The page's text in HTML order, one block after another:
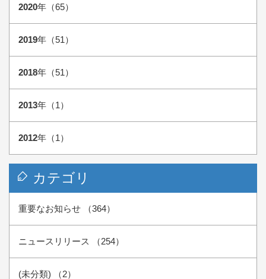
2020年（65）
2019年（51）
2018年（51）
2013年（1）
2012年（1）
カテゴリ
重要なお知らせ （364）
ニュースリリース （254）
(未分類) （2）